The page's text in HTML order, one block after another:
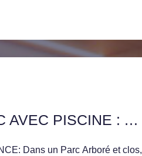
DANS UN PARC AVEC PISCINE : APPARTEMENT EN EXCELLENT ETAT
Dans un Parc Arboré et clos,